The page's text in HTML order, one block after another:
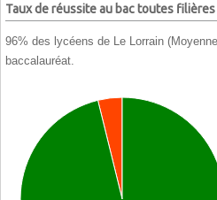
Taux de réussite au bac toutes filières
96% des lycéens de Le Lorrain
baccalauréat.